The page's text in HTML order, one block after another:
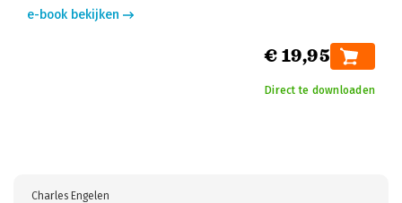
e-book bekijken
€ 19,95
Direct te downloaden
Charles Engelen